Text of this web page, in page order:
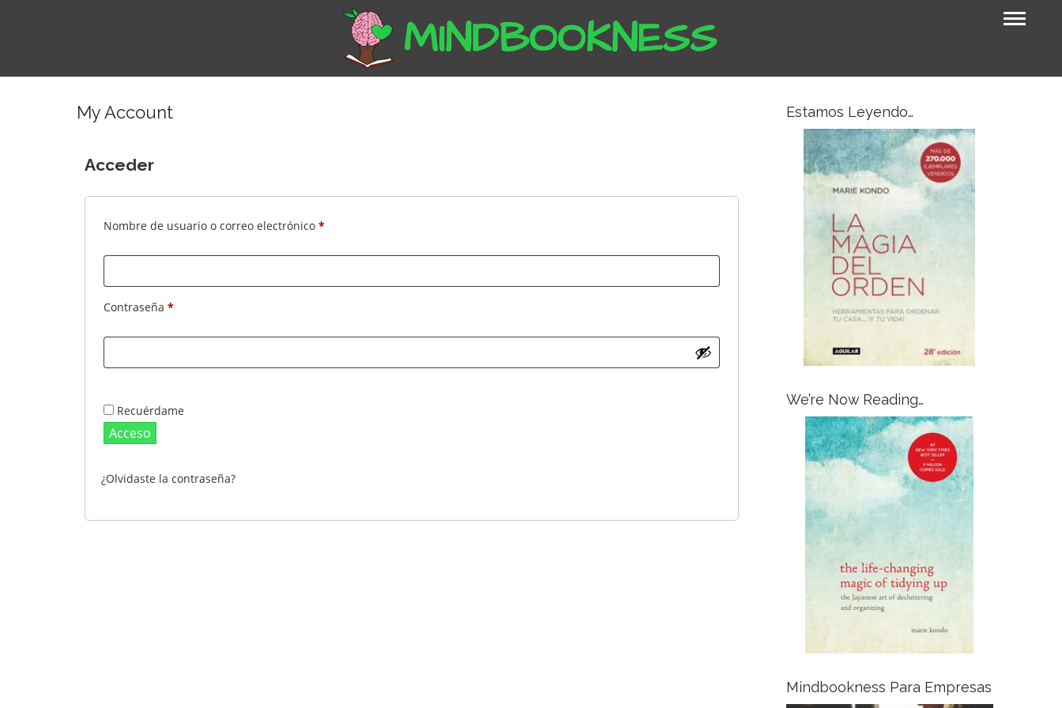
My Account
Acceder
Nombre de usuario o correo electrónico *
Contraseña *
Recuérdame
Acceso
¿Olvidaste la contraseña?
Estamos Leyendo…
We’re Now Reading…
Mindbookness Para Empresas